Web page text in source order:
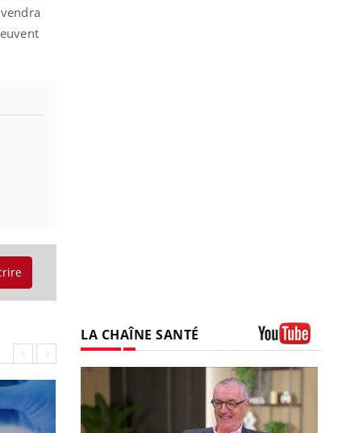
LA CHAÎNE SANTÉ